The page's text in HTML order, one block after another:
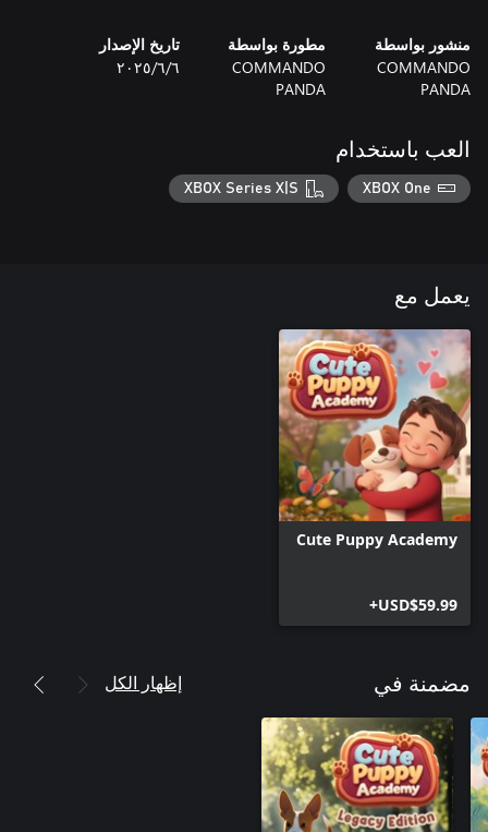
منشور بواسطة
COMMANDO
PANDA
مطورة بواسطة
COMMANDO
PANDA
تاريخ الإصدار
٦‏/٦‏/٢٠٢٥
العب باستخدام
XBOX One
XBOX Series X|S
يعمل مع
Cute Puppy Academy
USD$59.99+
مضمنة في إظهار الكل